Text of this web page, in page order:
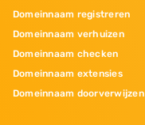
Domeinnaam registreren
Domeinnaam verhuizen
Domeinnaam checken
Domeinnaam extensies
Domeinnaam doorverwijzen